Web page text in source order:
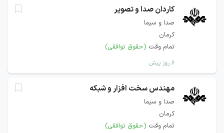
کاردان صدا و تصویر
صدا و سیما
کرمان
تمام وقت (حقوق توافقی)
۶ روز پیش
مهندس سخت افزار و شبکه
صدا و سیما
کرمان
تمام وقت (حقوق توافقی)